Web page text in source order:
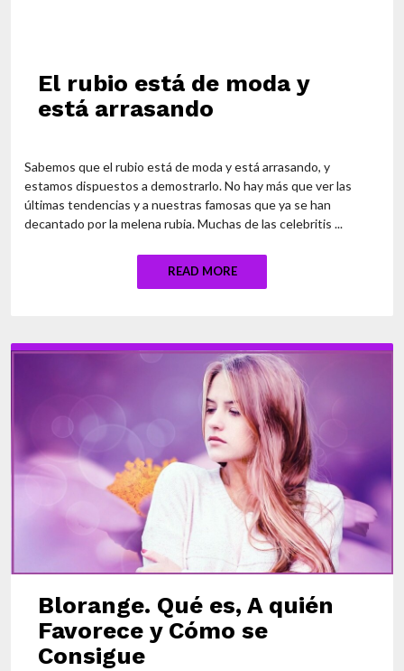
El rubio está de moda y
está arrasando
Sabemos que el rubio está de moda y está arrasando, y
estamos dispuestos a demostrarlo. No hay más que ver las
últimas tendencias y a nuestras famosas que ya se han
decantado por la melena rubia. Muchas de las celebritis ...
READ MORE
Blorange. Qué es, A quién
Favorece y Cómo se
Consigue